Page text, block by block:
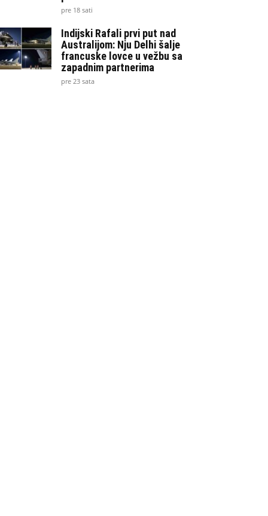
pre 18 sati
Indijski Rafali prvi put nad
Australijom: Nju Delhi šalje
francuske lovce u vežbu sa
zapadnim partnerima
pre 23 sata